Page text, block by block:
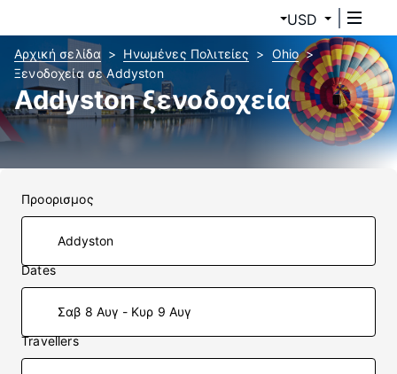
USD
Αρχική σελίδα Ηνωμένες Πολιτείες
Ohio
Ξενοδοχεία σε Addyston
Addyston ξενοδοχεία
Προορισμος
Dates
Σαβ 8 Αυγ - Κυρ 9 Αυγ
Travellers